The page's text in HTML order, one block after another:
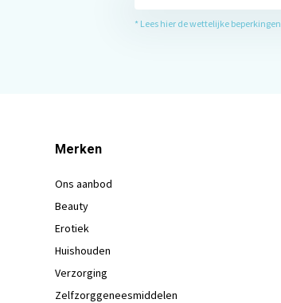
* Lees hier de wettelijke beperkingen
Merken
Ons aanbod
Beauty
Erotiek
Huishouden
Verzorging
Zelfzorggeneesmiddelen